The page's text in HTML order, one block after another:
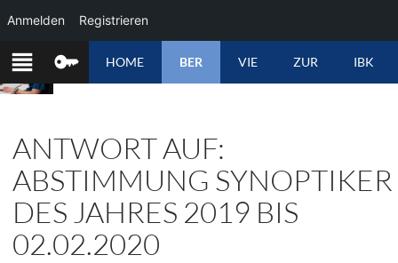
ZUM
INHALT
SPRINGEN
HOME BER VIE ZUR IBK
ANTWORT AUF:
ABSTIMMUNG SYNOPTIKER
DES JAHRES 2019 BIS
02.02.2020
Anmelden Registrieren